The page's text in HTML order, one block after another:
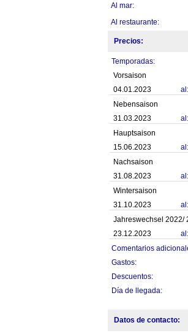
Al mar:
Al restaurante:
Precios:
Temporadas:
Vorsaison
04.01.2023
al:
Nebensaison
31.03.2023
al:
Hauptsaison
15.06.2023
al:
Nachsaison
31.08.2023
al:
Wintersaison
31.10.2023
al:
Jahreswechsel 2022/
23.12.2023
al:
Comentarios
Gastos:
Descuentos:
Día de llegada:
Datos de contacto: